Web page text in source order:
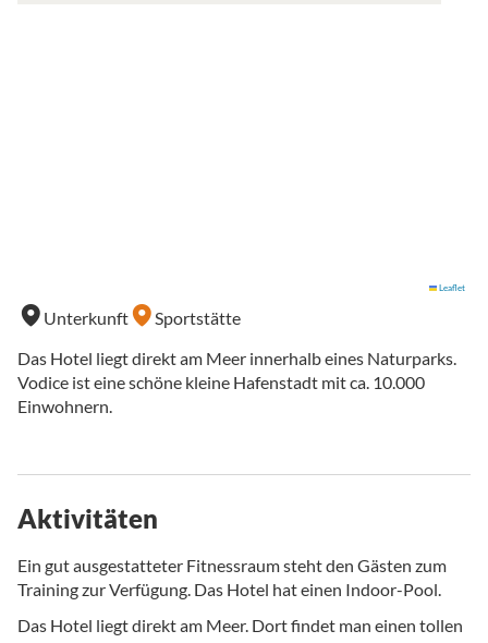
Leaflet
Unterkunft
Sportstätte
Das Hotel liegt direkt am Meer innerhalb eines Naturparks.
Vodice ist eine schöne kleine Hafenstadt mit ca. 10.000
Einwohnern.
Aktivitäten
Ein gut ausgestatteter Fitnessraum steht den Gästen zum
Training zur Verfügung. Das Hotel hat einen Indoor-Pool.
Das Hotel liegt direkt am Meer. Dort findet man einen tollen